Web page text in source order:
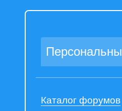
Каталог форумов